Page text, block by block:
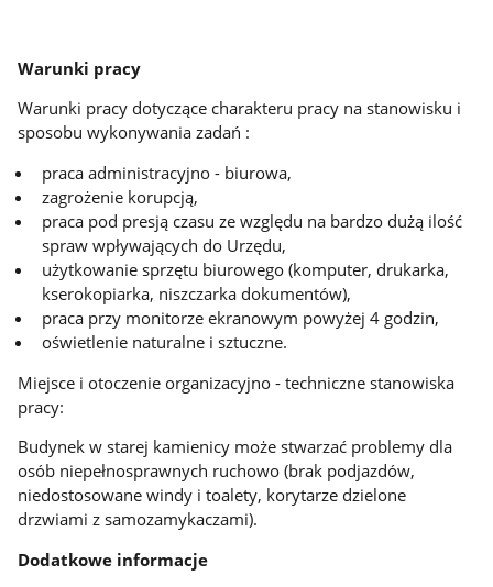
Warunki pracy
Warunki pracy dotyczące charakteru pracy na stanowisku i
sposobu wykonywania zadań :
praca administracyjno - biurowa,
zagrożenie korupcją,
praca pod presją czasu ze względu na bardzo dużą ilość
spraw wpływających do Urzędu,
użytkowanie sprzętu biurowego (komputer, drukarka,
kserokopiarka, niszczarka dokumentów),
praca przy monitorze ekranowym powyżej 4 godzin,
oświetlenie naturalne i sztuczne.
Miejsce i otoczenie organizacyjno - techniczne stanowiska
pracy:
Budynek w starej kamienicy może stwarzać problemy dla
osób niepełnosprawnych ruchowo (brak podjazdów,
niedostosowane windy i toalety, korytarze dzielone
drzwiami z samozamykaczami).
Dodatkowe informacje